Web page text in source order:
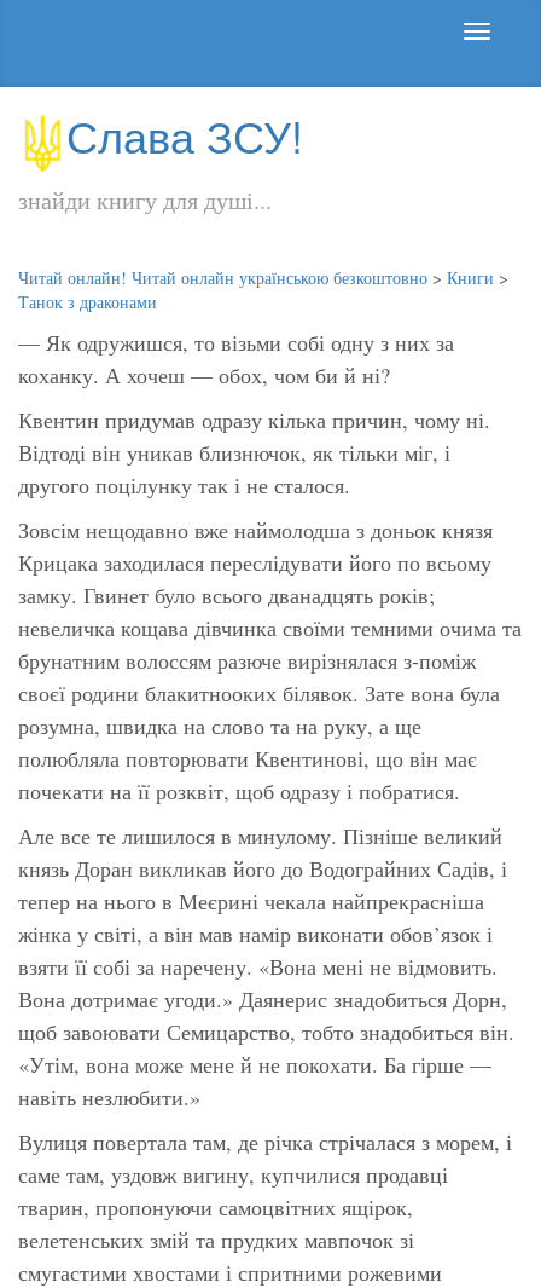
Слава ЗСУ!
знайди книгу для душі...
Читай онлайн! Читай онлайн українською безкоштовно > Книги >
Танок з драконами
— Як одружишся, то візьми собі одну з них за
коханку. А хочеш — обох, чом би й ні?
Квентин придумав одразу кілька причин, чому ні.
Відтоді він уникав близнючок, як тільки міг, і
другого поцілунку так і не сталося.
Зовсім нещодавно вже наймолодша з доньок князя
Крицака заходилася переслідувати його по всьому
замку. Гвинет було всього дванадцять років;
невеличка кощава дівчинка своїми темними очима та
брунатним волоссям разюче вирізнялася з-поміж
своєї родини блакитнооких білявок. Зате вона була
розумна, швидка на слово та на руку, а ще
полюбляла повторювати Квентинові, що він має
почекати на її розквіт, щоб одразу і побратися.
Але все те лишилося в минулому. Пізніше великий
князь Доран викликав його до Водограйних Садів, і
тепер на нього в Меєрині чекала найпрекрасніша
жінка у світі, а він мав намір виконати обов’язок і
взяти її собі за наречену. «Вона мені не відмовить.
Вона дотримає угоди.» Даянерис знадобиться Дорн,
щоб завоювати Семицарство, тобто знадобиться він.
«Утім, вона може мене й не покохати. Ба гірше —
навіть незлюбити.»
Вулиця повертала там, де річка стрічалася з морем, і
саме там, уздовж вигину, купчилися продавці
тварин, пропонуючи самоцвітних ящірок,
велетенських змій та прудких мавпочок зі
смугастими хвостами і спритними рожевими